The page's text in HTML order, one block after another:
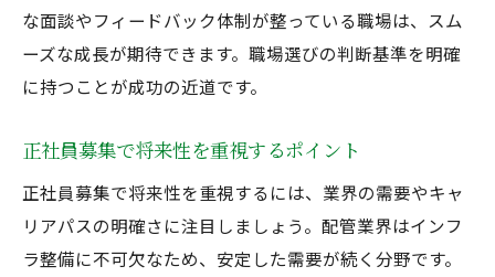
な面談やフィードバック体制が整っている職場は、スム
ーズな成長が期待できます。職場選びの判断基準を明確
に持つことが成功の近道です。
正社員募集で将来性を重視するポイント
正社員募集で将来性を重視するには、業界の需要やキャ
リアパスの明確さに注目しましょう。配管業界はインフ
ラ整備に不可欠なため、安定した需要が続く分野です。